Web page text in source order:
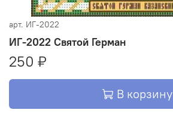
арт. ИГ-2022
ИГ-2022 Святой Герман
250 ₽
В корзину